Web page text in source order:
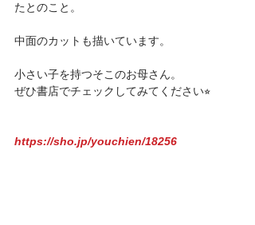
たとのこと。
中面のカットも描いています。
小さい子を持つそこのお母さん。
ぜひ書店でチェックしてみてください⭐︎
https://sho.jp/youchien/18256